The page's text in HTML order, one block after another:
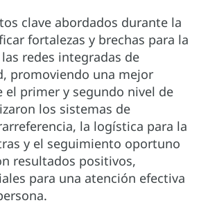
clave abordados durante la
fortalezas y brechas para la
redes integradas de
promoviendo una mejor
primer y segundo nivel de
los sistemas de
la logística para la
y el seguimiento oportuno
resultados positivos,
para una atención efectiva